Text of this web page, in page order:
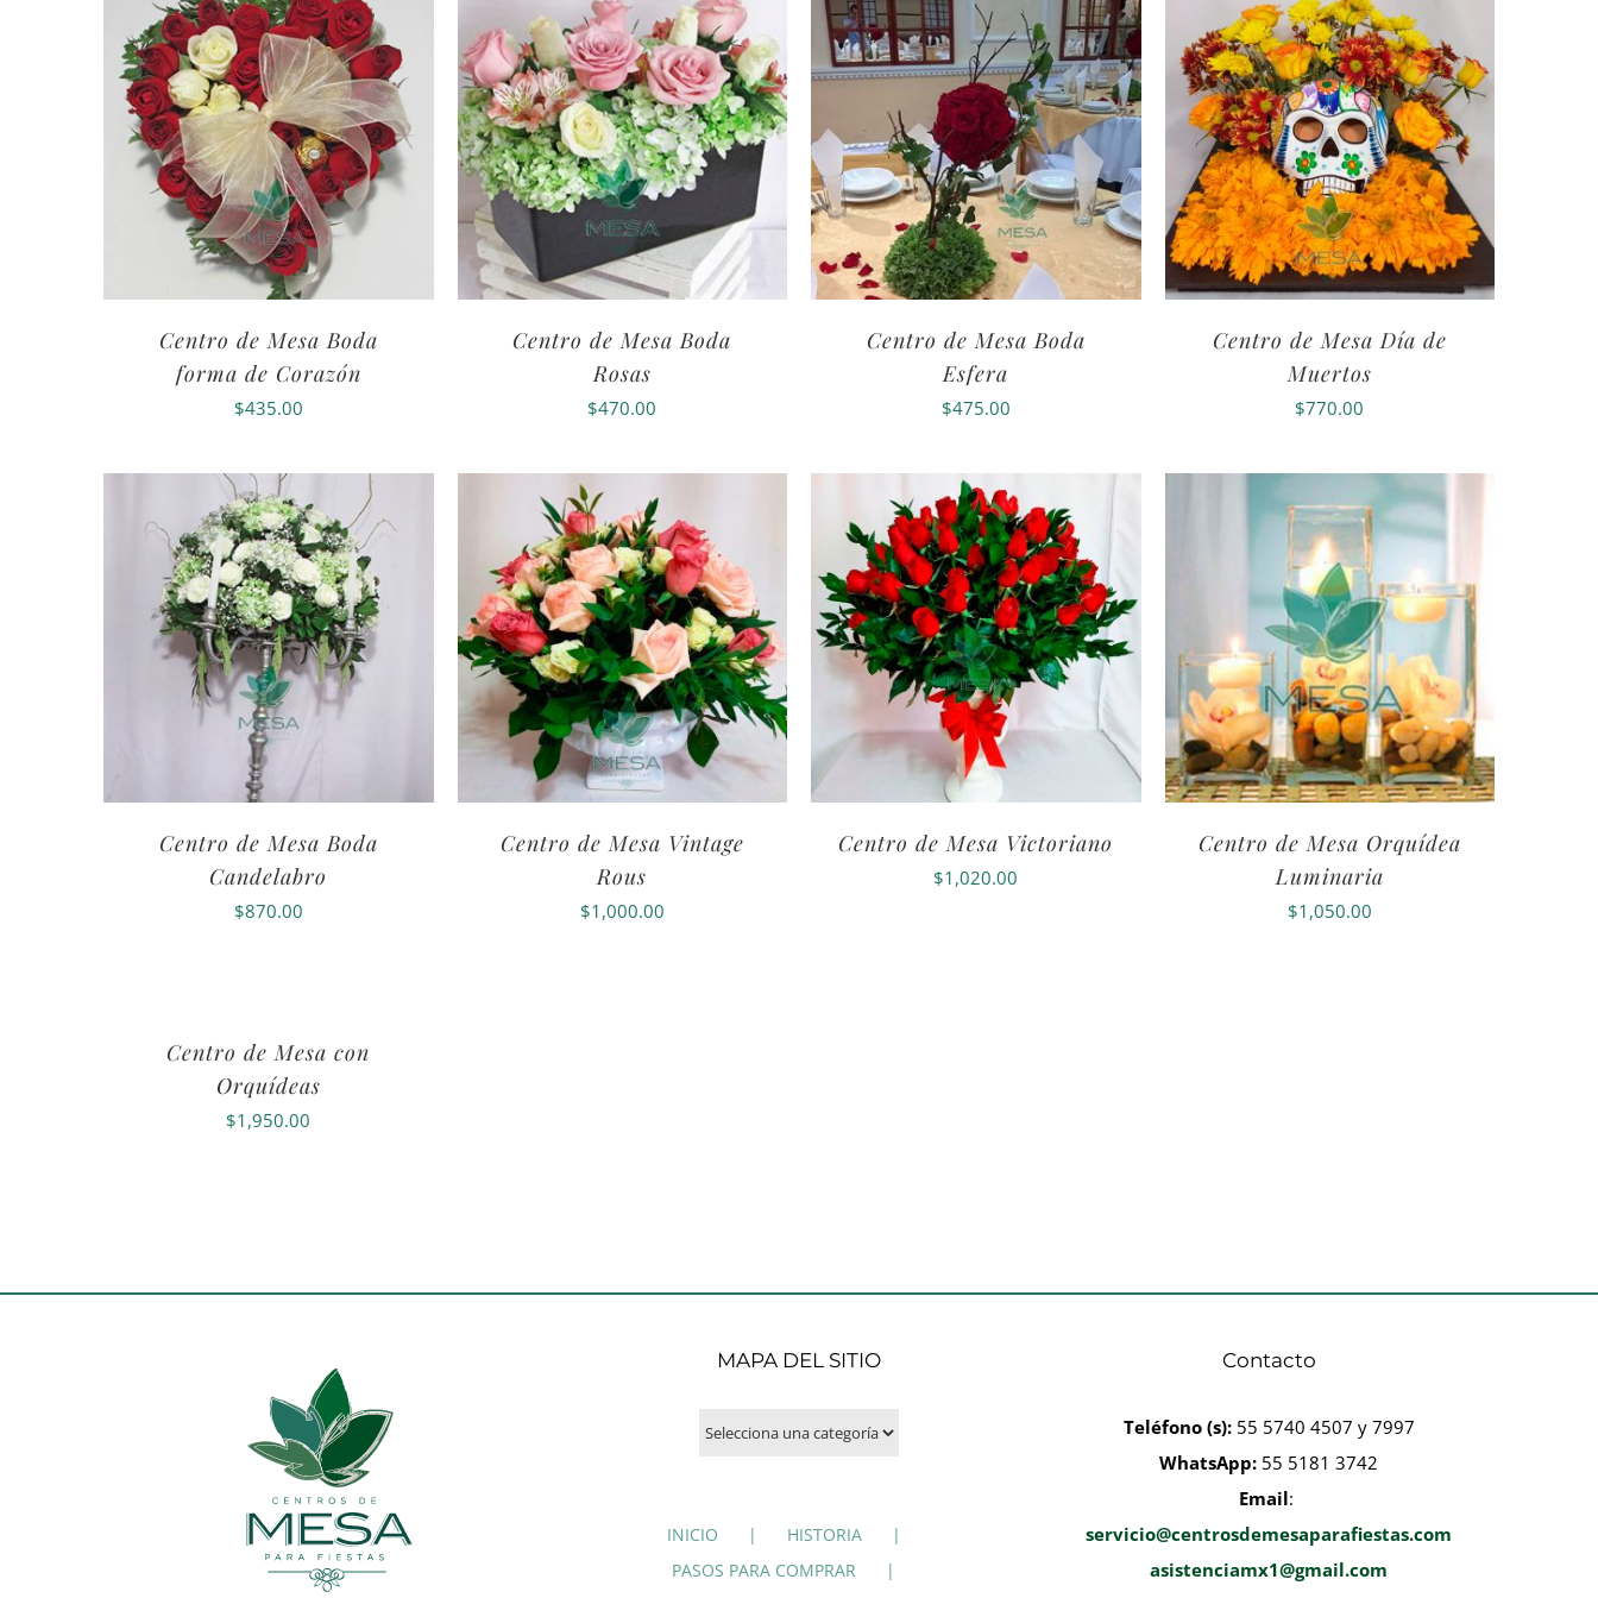
Centro de Mesa Boda
forma de Corazón
$435.00
Centro de Mesa Boda
Rosas
$470.00
Centro de Mesa Boda
Esfera
$475.00
Centro de Mesa Día de
Muertos
$770.00
Centro de Mesa Boda
Candelabro
$870.00
Centro de Mesa Vintage
Rous
$1,000.00
Centro de Mesa Victoriano
$1,020.00
Centro de Mesa Orquídea
Luminaria
$1,050.00
Centro de Mesa con
Orquídeas
$1,950.00
MAPA DEL SITIO
INICIO
HISTORIA
PASOS PARA COMPRAR
Contacto
Teléfono (s):55 5740 4507 y 7997
WhatsApp: 55 5181 3742
Email:
servicio@centrosdemesaparafiestas.com
asistenciamx1@gmail.com